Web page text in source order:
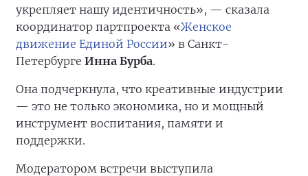
укрепляет нашу идентичность», — сказала
координатор партпроекта «Женское
движение Единой России» в Санкт-
Петербурге Инна Бурба.
Она подчеркнула, что креативные индустрии
— это не только экономика, но и мощный
инструмент воспитания, памяти и
поддержки.
Модератором встречи выступила